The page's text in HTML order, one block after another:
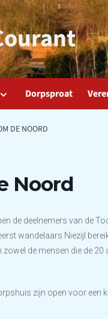
Dorpsproat
DE NOORD
Noord
de deelnemers van de
wandelaars Niezijl
de mensen die de 20
zijn open voor een